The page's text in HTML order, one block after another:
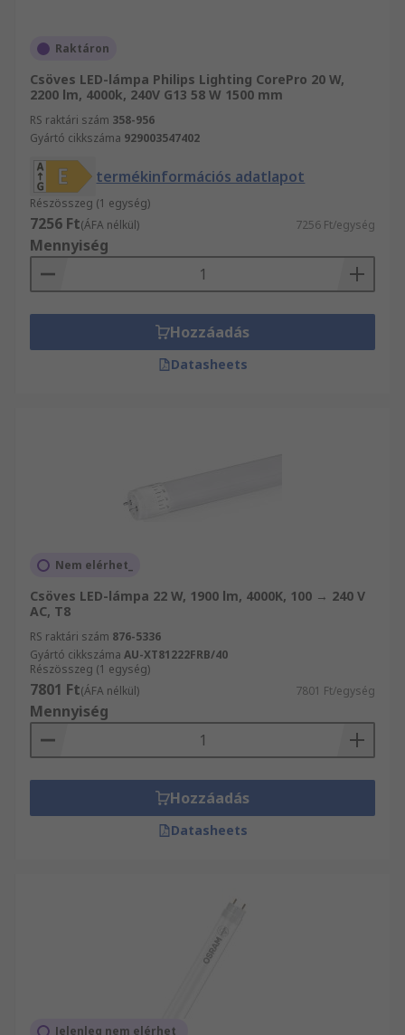
Raktáron
Csöves LED-lámpa Philips Lighting CorePro 20 W,
2200 lm, 4000k, 240V G13 58 W 1500 mm
RS raktári szám 358-956
Gyártó cikkszáma 929003547402
termékinformációs adatlapot
Részösszeg (1 egység)
7256 Ft(ÁFA nélkül) 7256 Ft/egység
Mennyiség
Hozzáadás
Datasheets
Nem elérhet_
Csöves LED-lámpa 22 W, 1900 lm, 4000K, 100 → 240 V
AC, T8
RS raktári szám 876-5336
Gyártó cikkszáma AU-XT81222FRB/40
Részösszeg (1 egység)
7801 Ft(ÁFA nélkül) 7801 Ft/egység
Mennyiség
Hozzáadás
Datasheets
Jelenleg nem elérhet_